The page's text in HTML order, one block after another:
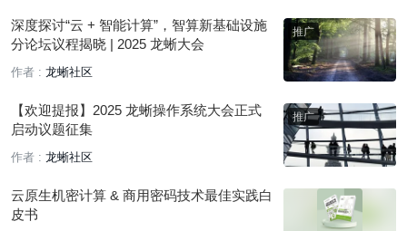
深度探讨“云 + 智能计算”，智算新基础设施
分论坛议程揭晓 | 2025 龙蜥大会
作者 : 龙蜥社区
【欢迎提报】2025 龙蜥操作系统大会正式
启动议题征集
作者 : 龙蜥社区
云原生机密计算 & 商用密码技术最佳实践白
皮书